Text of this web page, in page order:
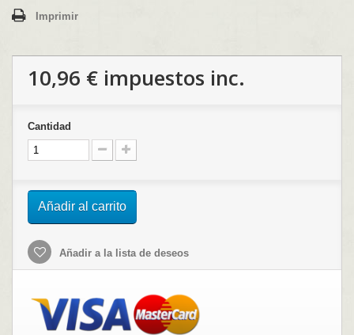
Imprimir
10,96 € impuestos inc.
Cantidad
Añadir al carrito
Añadir a la lista de deseos